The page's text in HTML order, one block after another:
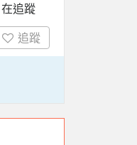
在追蹤
追蹤